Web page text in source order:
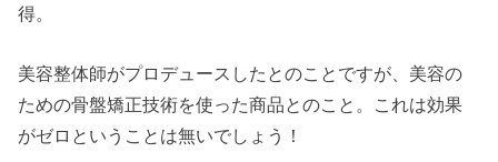
得。
美容整体師がプロデュースしたとのことですが、美容の
ための骨盤矯正技術を使った商品とのこと。これは効果
がゼロということは無いでしょう！